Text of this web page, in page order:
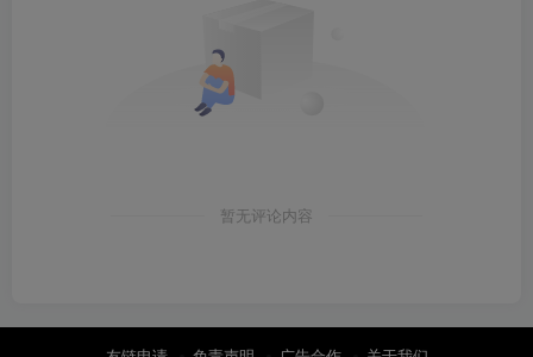
暂无评论内容